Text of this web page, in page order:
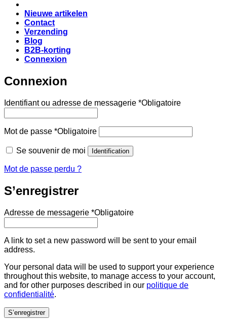
Nieuwe artikelen
Contact
Verzending
Blog
B2B-korting
Connexion
Connexion
Identifiant ou adresse de messagerie *Obligatoire
Mot de passe *Obligatoire
Se souvenir de moi Identification
Mot de passe perdu ?
S’enregistrer
Adresse de messagerie *Obligatoire
A link to set a new password will be sent to your email
address.
Your personal data will be used to support your experience
throughout this website, to manage access to your account,
and for other purposes described in our politique de
confidentialité.
S’enregistrer